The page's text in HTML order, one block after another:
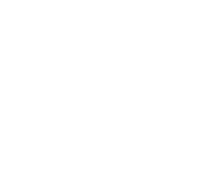
нас вы найдете:
по